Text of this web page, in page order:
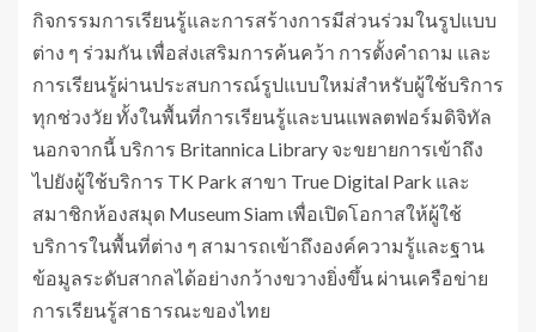
กิจกรรมการเรียนรู้และการสร้างการมีส่วนร่วมในรูปแบบ
ต่าง ๆ ร่วมกัน เพื่อส่งเสริมการค้นคว้า การตั้งคำถาม และ
การเรียนรู้ผ่านประสบการณ์รูปแบบใหม่สำหรับผู้ใช้บริการ
ทุกช่วงวัย ทั้งในพื้นที่การเรียนรู้และบนแพลตฟอร์มดิจิทัล
นอกจากนี้ บริการ Britannica Library จะขยายการเข้าถึง
ไปยังผู้ใช้บริการ TK Park สาขา True Digital Park และ
สมาชิกห้องสมุด Museum Siam เพื่อเปิดโอกาสให้ผู้ใช้
บริการในพื้นที่ต่าง ๆ สามารถเข้าถึงองค์ความรู้และฐาน
ข้อมูลระดับสากลได้อย่างกว้างขวางยิ่งขึ้น ผ่านเครือข่าย
การเรียนรู้สาธารณะของไทย